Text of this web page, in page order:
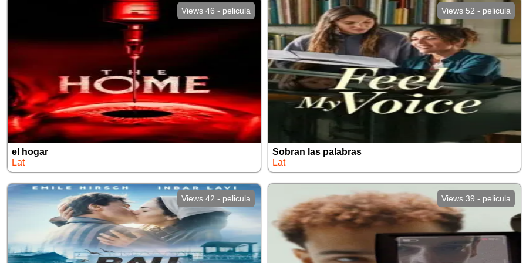
Views 46 - pelicula
el hogar
Lat
Views 52 - pelicula
Sobran las palabras
Lat
Views 42 - pelicula Views 39 - pelicula